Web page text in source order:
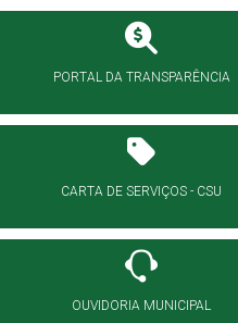
PORTAL DA TRANSPARÊNCIA
CARTA DE SERVIÇOS - CSU
OUVIDORIA MUNICIPAL